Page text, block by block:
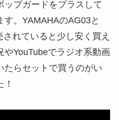
ップガードをプラスして
。YAMAHAのAG03と
れていると少し安く買え
やYouTubeでラジオ系動画
たらセットで買うのがい